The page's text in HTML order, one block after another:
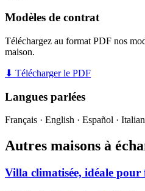
Modèles de contrat
Téléchargez au format PDF nos
maison.
⬇ Télécharger le PDF
Langues parlées
Français · English · Español ·
Autres maisons à
Villa climatisée, idéale pour